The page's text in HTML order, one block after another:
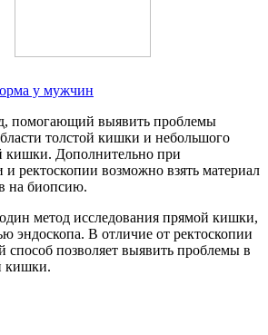
у мужчин
помогающий выявить проблемы
толстой кишки и небольшого
кишки. Дополнительно при
и ректоскопии возможно взять материал
на биопсию.
метод исследования прямой кишки,
эндоскопа. В отличие от ректоскопии
способ позволяет выявить проблемы в
кишки.